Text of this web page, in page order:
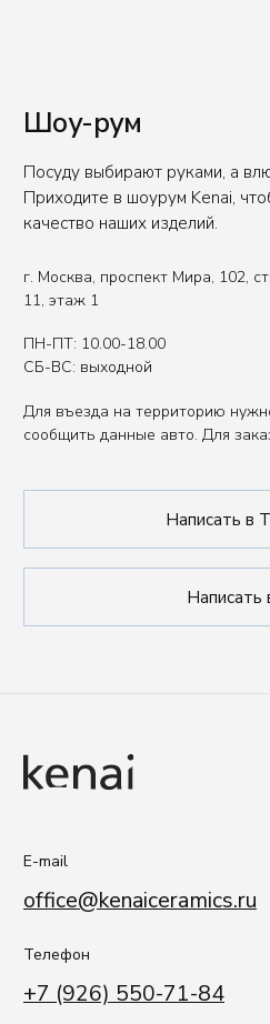
Вы представитель индустрии
ХОРЕКА/HoReCa?
Оставьте свои контакты, чтобы получить
специальные условия.
ИП Сенкеева Лолита Аркадьевна
ИНН 771550539264